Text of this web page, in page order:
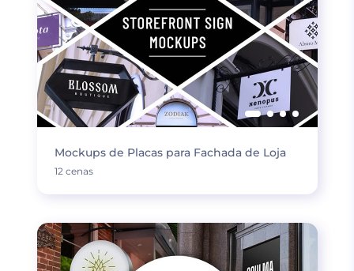
Mockups de Placas para Fachada de Loja
12 cenas